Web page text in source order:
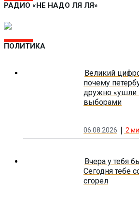
РАДИО «НЕ НАДО ЛЯ ЛЯ»
ПОЛИТИКА
Великий
почему
дружно «ушли
выборами
06.08.2026 2
Вчера у тебя
Сегодня тебе
сгорел